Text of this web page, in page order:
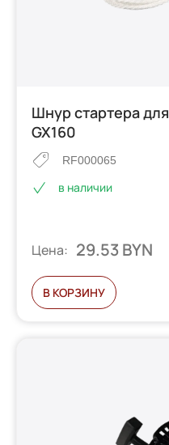
Шнур стартера
GX160
RF000065
в наличии
Цена: 29.53 BYN
В КОРЗИНУ